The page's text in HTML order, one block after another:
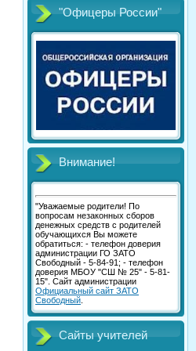
"Офицеры России"
Внимание!
"Уважаемые родители! По
вопросам незаконных сборов
денежных средств с родителей
обучающихся Вы можете
обратиться: - телефон доверия
администрации ГО ЗАТО
Свободный - 5-84-91; - телефон
доверия МБОУ "СШ № 25" - 5-81-
15". Сайт администрации
Официальный сайт ЗАТО
Свободный
Сайты учителей